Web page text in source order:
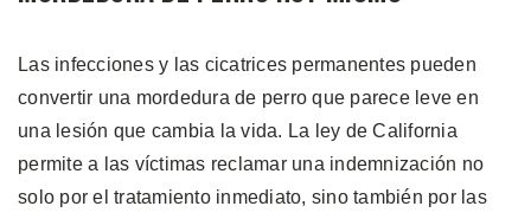
Las infecciones y las cicatrices permanentes pueden
convertir una mordedura de perro que parece leve en
una lesión que cambia la vida. La ley de California
permite a las víctimas reclamar una indemnización no
solo por el tratamiento inmediato, sino también por las